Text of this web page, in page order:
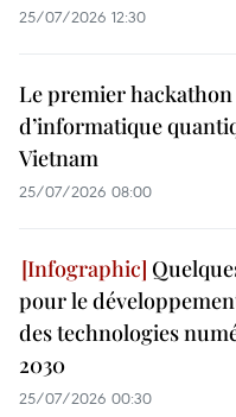
25/07/2026 12:30
Le premier
d’informatique
Vietnam
25/07/2026 08:00
pour le
des technologies
2030
25/07/2026 00:30